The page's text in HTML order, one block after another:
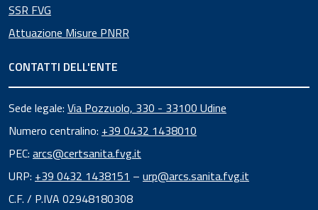
SSR FVG
Attuazione Misure PNRR
CONTATTI DELL'ENTE
Sede legale: Via Pozzuolo, 330 - 33100 Udine
Numero centralino: +39 0432 1438010
PEC: arcs@certsanita.fvg.it
URP: +39 0432 1438151 – urp@arcs.sanita.fvg.it
C.F. / P.IVA 02948180308